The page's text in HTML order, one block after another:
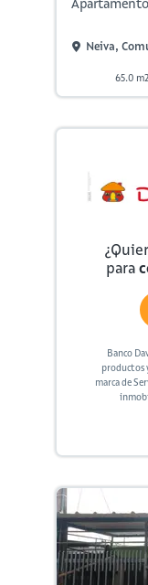
Neiva,
65.0 m2
para
Banco
productos
marca de